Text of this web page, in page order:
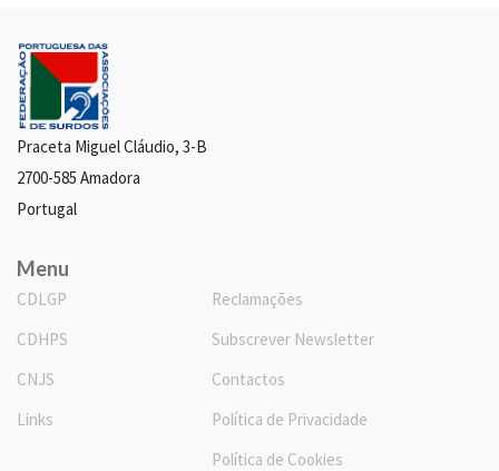
Praceta Miguel Cláudio, 3-B
2700-585 Amadora
Portugal
Menu
CDLGP
CDHPS
CNJS
Links
Reclamações
Subscrever Newsletter
Contactos
Política de Privacidade
Política de Cookies